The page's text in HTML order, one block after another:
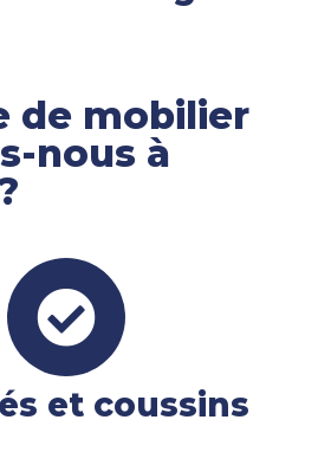
de mobilier
nous à
et coussins